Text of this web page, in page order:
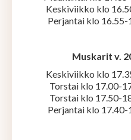
Keskiviikko klo
Perjantai klo 16.55-
Muskarit v.
Keskiviikko klo
Torstai klo 17.00-
Torstai klo 17.50-
Perjantai klo 17.40-